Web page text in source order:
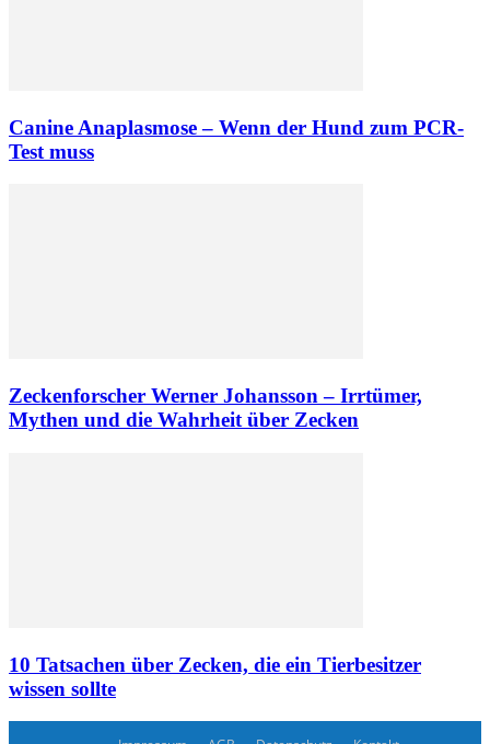
Canine Anaplasmose – Wenn der Hund zum PCR-
Test muss
Zeckenforscher Werner Johansson – Irrtümer,
Mythen und die Wahrheit über Zecken
10 Tatsachen über Zecken, die ein Tierbesitzer
wissen sollte